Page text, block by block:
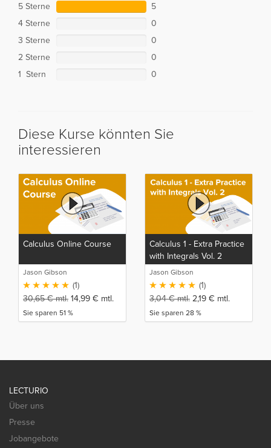
5 Sterne
5
4 Sterne
0
3 Sterne
0
2 Sterne
0
1 Stern
0
Diese Kurse könnten Sie
interessieren
Calculus Online Course
Jason Gibson
(1)
30,65€mtl. 14,99 € mtl.
Sie sparen 51 %
Calculus 1 - Extra Practice
with Integrals Vol. 2
Jason Gibson
(1)
3,04€mtl. 2,19 € mtl.
Sie sparen 28 %
LECTURIO
Über uns
Presse
Jobangebote